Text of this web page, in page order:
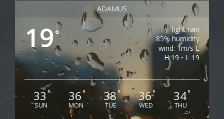
ADAMUS
19°
light rain
85% humidity
wind: 1m/s E
H 19 • L 19
33 °
SUN
36°
MON
38°
TUE
36°
WED
34°
THU